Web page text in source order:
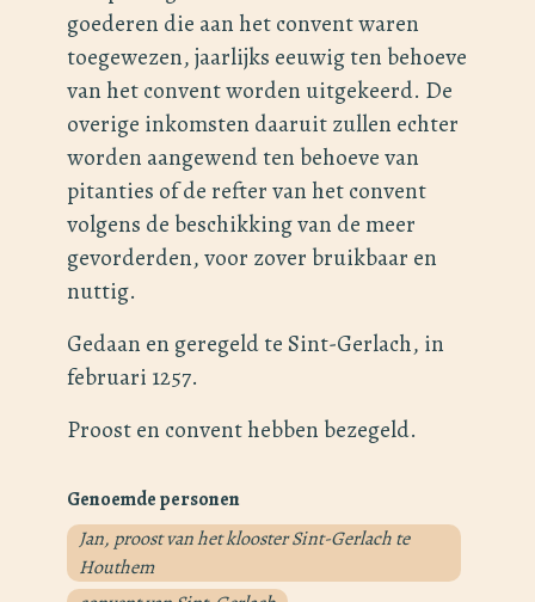
goederen die aan het convent waren
toegewezen, jaarlijks eeuwig ten behoeve
van het convent worden uitgekeerd. De
overige inkomsten daaruit zullen echter
worden aangewend ten behoeve van
pitanties of de refter van het convent
volgens de beschikking van de meer
gevorderden, voor zover bruikbaar en
nuttig.
Gedaan en geregeld te Sint-Gerlach, in
februari 1257.
Proost en convent hebben bezegeld.
Genoemde personen
Jan, proost van het klooster Sint-Gerlach te
Houthem